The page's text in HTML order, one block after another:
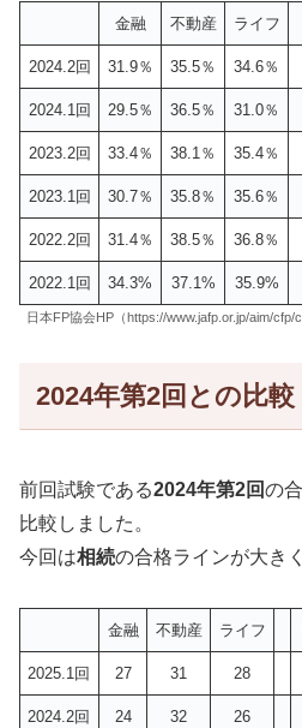
金融 不動産 ライフ
2024.2回 31.9％ 35.5％ 34.6％
2024.1回 29.5％ 36.5％ 31.0％
2023.2回 33.4％ 38.1％ 35.4％
2023.1回 30.7％ 35.8％ 35.6％
2022.2回 31.4％ 38.5％ 36.8％
2022.1回 34.3% 37.1% 35.9%
日本FP協会HP（https://www.jafp.or.jp/aim/
2024年第2回との比較
前回試験である2024年第2回の
比較しました。
今回は相続の合格ラインが大き
金融 不動産 ライフ
2025.1回 27 31 28
2024.2回 24 32 26